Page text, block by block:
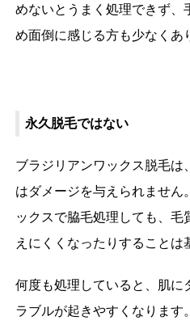
めないとうまく処理できず、
め面倒に感じる方も少なくあ
永久脱毛ではない
ブラジリアンワックス脱毛は
はダメージを与えられません
ックスで脇毛処理しても、毛
えにくくなったりすることは
何度も処理していると、肌に
ラブルが起きやすくなります。